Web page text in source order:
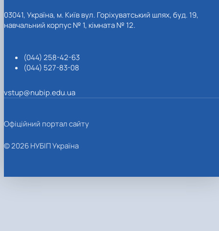
03041, Україна, м. Київ вул. Горіхуватський шлях, буд. 19,
навчальний корпус № 1, кімната № 12.
(044) 258-42-63
(044) 527-83-08
vstup@nubip.edu.ua
Офіційний портал сайту
© 2026 НУБІП Україна